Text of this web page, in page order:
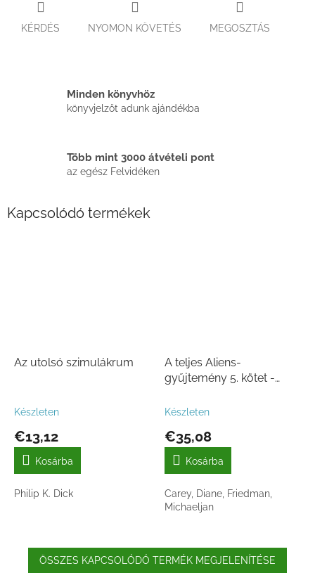
KÉRDÉS NYOMON KÖVETÉS MEGOSZTÁS
Minden könyvhöz
könyvjelzőt adunk ajándékba
Több mint 3000 átvételi pont
az egész Felvidéken
Kapcsolódó termékek
Az utolsó szimulákrum
Készleten
€13,12
Kosárba
Philip K. Dick
A teljes Aliens-
gyűjtemény 5. kötet -
Készleten
€35,08
Kosárba
Carey, Diane, Friedman,
Michaeljan
ÖSSZES KAPCSOLÓDÓ TERMÉK MEGJELENÍTÉSE